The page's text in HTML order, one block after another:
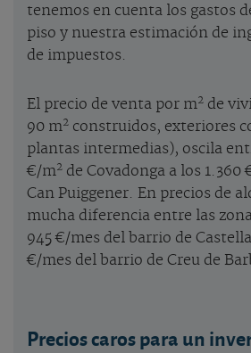
tenemos en cuenta los gastos
piso y nuestra estimación de
de impuestos.
El precio de venta por m2 de
90 m2 construidos, exteriores
plantas intermedias), oscila
€/m2 de Covadonga a los 1.360
Can Puiggener. En precios de
mucha diferencia entre las
945 €/mes del barrio de
€/mes del barrio de Creu de
Precios caros para un